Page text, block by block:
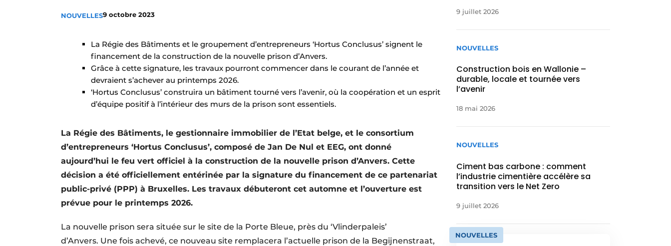
Termes et conditions
NOUVELLES9 octobre 2023
La Régie des Bâtiments et le groupement d’entrepreneurs ‘Hortus Conclusus’ signent le
financement de la construction de la nouvelle prison d’Anvers.
Grâce à cette signature, les travaux pourront commencer dans le courant de l’année et
devraient s’achever au printemps 2026.
‘Hortus Conclusus’ construira un bâtiment tourné vers l’avenir, où la coopération et un esprit
d’équipe positif à l’intérieur des murs de la prison sont essentiels.
La Régie des Bâtiments, le gestionnaire immobilier de l’Etat belge, et le consortium
d’entrepreneurs ‘Hortus Conclusus’, composé de Jan De Nul et EEG, ont donné
aujourd’hui le feu vert officiel à la construction de la nouvelle prison d’Anvers. Cette
décision a été officiellement entérinée par la signature du financement de ce partenariat
public-privé (PPP) à Bruxelles. Les travaux débuteront cet automne et l’ouverture est
prévue pour le printemps 2026.
La nouvelle prison sera située sur le site de la Porte Bleue, près du ‘Vlinderpaleis’
d’Anvers. Une fois achevé, ce nouveau site remplacera l’actuelle prison de la Begijnenstraat,
9 juillet 2026
NOUVELLES
Construction bois en Wallonie –
durable, locale et tournée vers
l’avenir
18 mai 2026
NOUVELLES
Ciment bas carbone : comment
l’industrie cimentière accélère sa
transition vers le Net Zero
9 juillet 2026
NOUVELLES